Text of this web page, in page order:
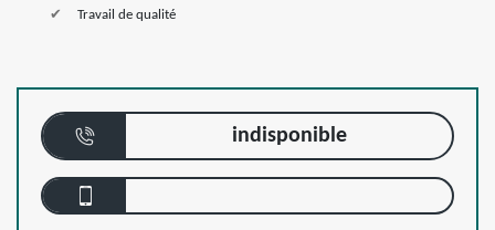
Travail de qualité
indisponible